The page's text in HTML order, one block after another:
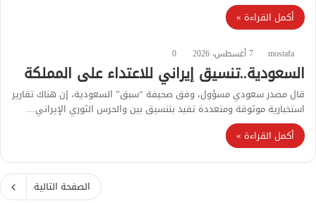
أكمل القراءة »
mostafa 7 أغسطس، 2026 0
السعودية..تنسيق إيراني للاعتداء على المملكة
قال مصدر سعودي مسؤول، وفق صحيفة “سبق” السعودية، إن هناك تقارير
استخبارية موثوقة ومتعددة تفيد بتنسيق بين والحرس الثوري الإيراني…
أكمل القراءة »
الصفحة التالية